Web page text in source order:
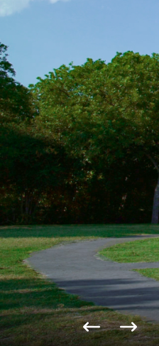
Vorige foto